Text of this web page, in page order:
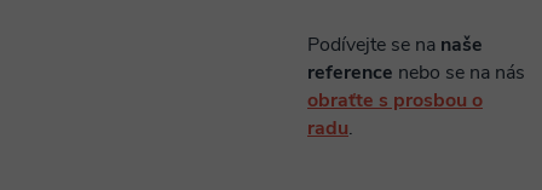
Podívejte se na naše
reference nebo se na nás
obraťte s prosbou o
radu.